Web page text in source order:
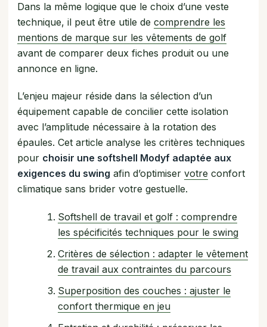
Dans la même logique que le choix d’une veste
technique, il peut être utile de comprendre les
mentions de marque sur les vêtements de golf
avant de comparer deux fiches produit ou une
annonce en ligne.
L’enjeu majeur réside dans la sélection d’un
équipement capable de concilier cette isolation
avec l’amplitude nécessaire à la rotation des
épaules. Cet article analyse les critères techniques
pour choisir une softshell Modyf adaptée aux
exigences du swing afin d’optimiser votre confort
climatique sans brider votre gestuelle.
Softshell de travail et golf : comprendre
les spécificités techniques pour le swing
Critères de sélection : adapter le vêtement
de travail aux contraintes du parcours
Superposition des couches : ajuster le
confort thermique en jeu